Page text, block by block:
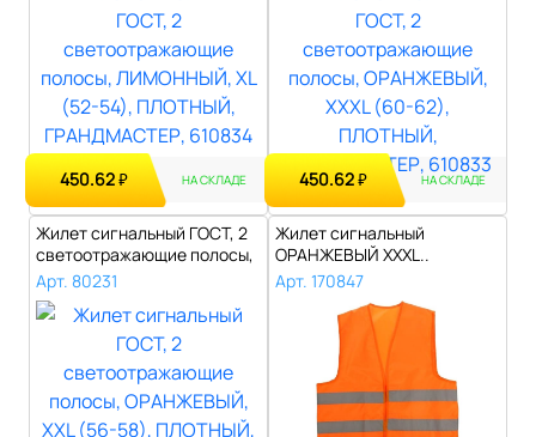
450.62₽ НА СКЛАДЕ 450.62₽ НА СКЛАДЕ
Жилет сигнальный ГОСТ, 2
светоотражающие полосы,
ОРАНЖЕ..
Арт. 80231
Жилет сигнальный
ОРАНЖЕВЫЙ ХХXL..
Арт. 170847